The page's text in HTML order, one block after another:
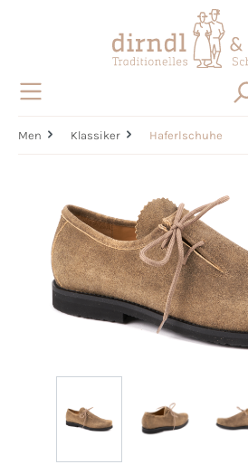
Men Klassiker Haferlschuhe